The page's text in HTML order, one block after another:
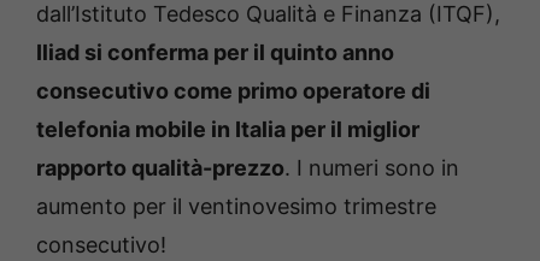
dall’Istituto Tedesco Qualità e Finanza (ITQF),
Iliad si conferma per il quinto anno
consecutivo come primo operatore di
telefonia mobile in Italia per il miglior
rapporto qualità-prezzo. I numeri sono in
aumento per il ventinovesimo trimestre
consecutivo!